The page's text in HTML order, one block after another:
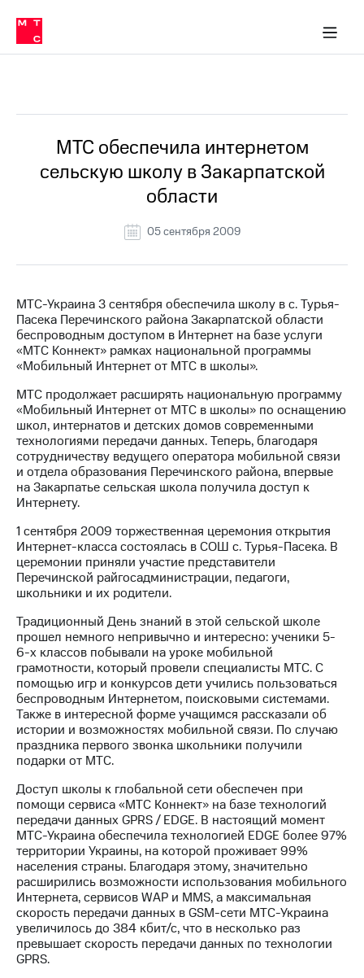
Медиа-центр
и акционерам
Устойчивое развитие
Комплаенс и деловая этика
компании
Карьера
История
компании
информация
Контакты
Медиа-центр
Пресс-
релизы
МТС
о технологиях
Достижения
Интервью
Финансовая
отчетность
Контакты
Новости
в
и акционерам
Корпоративное
управление
Корпоративный
секретарь
Раскрытие
информации
Информация
Документы
ПАО
"МТС"
Собрания
акционеров
Личный
кабинет
акционера
Акционерный
капитал
Контроль
в МТС
Пресс-
релизы
о технологиях
МТС обеспечила интернетом
сельскую школу в Закарпатской
области
05 сентября 2009
МТС-Украина 3 сентября обеспечила школу в с. Турья-
Пасека Перечинского района Закарпатской области
беспроводным доступом в Интернет на базе услуги
«МТС Коннект» рамках национальной программы
«Мобильный Интернет от МТС в школы».
МТС продолжает расширять национальную программу
«Мобильный Интернет от МТС в школы» по оснащению
школ, интернатов и детских домов современными
технологиями передачи данных. Теперь, благодаря
сотрудничеству ведущего оператора мобильной связи
и отдела образования Перечинского района, впервые
на Закарпатье сельская школа получила доступ к
Интернету.
1 сентября 2009 торжественная церемония открытия
Интернет-класса состоялась в СОШ с. Турья-Пасека. В
церемонии приняли участие представители
Перечинской райгосадминистрации, педагоги,
школьники и их родители.
Традиционный День знаний в этой сельской школе
прошел немного непривычно и интересно: ученики 5-
6-х классов побывали на уроке мобильной
грамотности, который провели специалисты МТС. С
помощью игр и конкурсов дети учились пользоваться
беспроводным Интернетом, поисковыми системами.
Также в интересной форме учащимся рассказали об
истории и возможностях мобильной связи. По случаю
праздника первого звонка школьники получили
подарки от МТС.
Доступ школы к глобальной сети обеспечен при
помощи сервиса «МТС Коннект» на базе технологий
передачи данных GPRS / EDGE. В настоящий момент
МТС-Украина обеспечила технологией EDGE более 97%
территории Украины, на которой проживает 99%
населения страны. Благодаря этому, значительно
расширились возможности использования мобильного
Интернета, сервисов WAP и MMS, а максимальная
скорость передачи данных в GSM-сети МТС-Украина
увеличилось до 384 кбит/с, что в несколько раз
превышает скорость передачи данных по технологии
GPRS.